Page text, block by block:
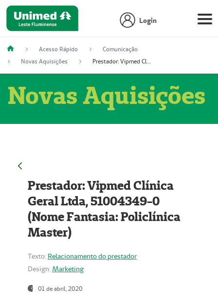
Login
Acesso Rápido
Comunicação
Novas Aquisições
Prestador: Vipmed Clínica Geral Ltda, 51004349-0 (Nome Fantasia: Policlínica Master)
Novas Aquisições
Prestador: Vipmed Clínica
Geral Ltda, 51004349-0
(Nome Fantasia: Policlínica
Master)
Texto: Relacionamento do prestador
Design: Marketing
01 de abril, 2020